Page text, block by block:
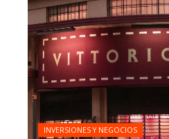
INVERSIONES Y NEGOCIOS